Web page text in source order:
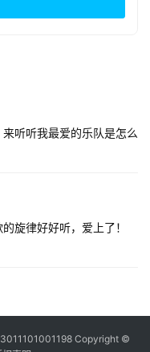
来听听我最爱的乐队是怎么
旋律好好听，爱上了！
Copyright ©